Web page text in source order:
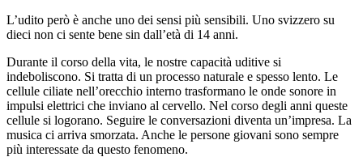
L’udito però è anche uno dei sensi più sensibili. Uno svizzero su
dieci non ci sente bene sin dall’età di 14 anni.
Durante il corso della vita, le nostre capacità uditive si
indeboliscono. Si tratta di un processo naturale e spesso lento. Le
cellule ciliate nell’orecchio interno trasformano le onde sonore in
impulsi elettrici che inviano al cervello. Nel corso degli anni queste
cellule si logorano. Seguire le conversazioni diventa un’impresa. La
musica ci arriva smorzata. Anche le persone giovani sono sempre
più interessate da questo fenomeno.